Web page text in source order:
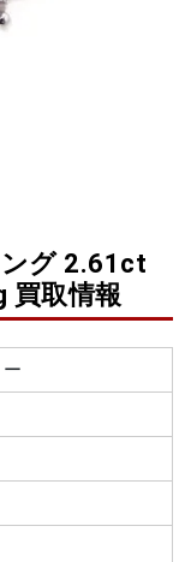
グ 2.61ct
買取情報